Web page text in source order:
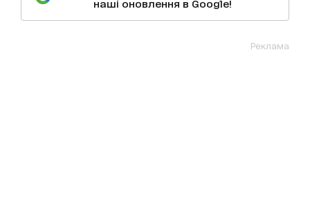
наші оновлення в Google!
Реклама